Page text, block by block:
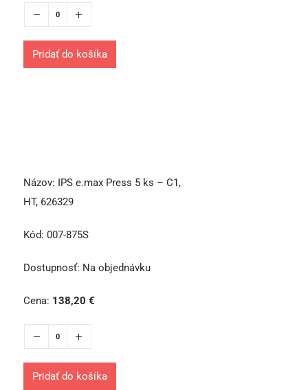
Pridať do košíka
Názov:
IPS e.max Press 5 ks – C1,
HT, 626329
Kód: 007-875S
Dostupnosť: Na objednávku
Cena: 138,20 €
Pridať do košíka